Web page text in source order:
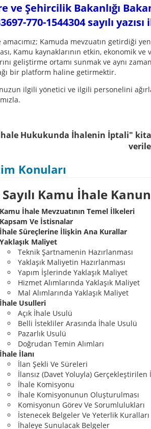
ve Şehircilik Bakanlığı
770-1544304 sayılı
amacımız; Kamuda mevzuatın getirdiği
Kamu kaynaklarının etkin, ekonomik
geliştirme ortamı sunmak ve aynı
bir platform haline getirmektir.
ilgili yönetici ve ilgili personelini
Hukukunda İhalenin İptali"
Konuları
Kamu İhale
Kamu İhale Mevzuatının Temel İlkeleri
Kapsam Ve İstisnalar
İhale Süreçlerine İlişkin Ana Kurallar
Yaklaşık Maliyet
Teknik Şartnamenin Hazırlanması
Yaklaşık Maliyetin Hazırlanması
Yapım İşlerinde Yaklaşık Maliyet
Hizmet Alımlarında Yaklaşık Maliyet
Mal Alımlarında Yaklaşık Maliyet
İhale Usulleri
Açık İhale Usulü
Belli İstekliler Arasında İhale Usulü
Pazarlık Usulü
Doğrudan Temin Alımları
İhale İlanı
İlan Şekli Ve Süreleri
İlansız (Davet Yoluyla) Gerçekleştirilen
İhale Komisyonu
İhale Komisyonunun Oluşturulması
Komisyonun Görev Ve Sorumlulukları
İstenecek Belgeler Ve Yeterlik Kuralları
İhaleye Sunulacak Belgeler